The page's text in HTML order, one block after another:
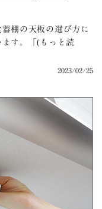
棚の天板の選び方に
す。「(もっと読
2023/02/25